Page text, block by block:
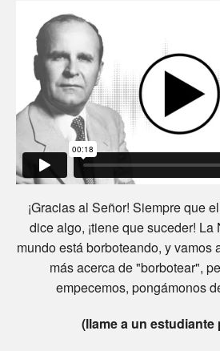
¡Gracias al Señor! Siempre que
dice algo, ¡tiene que suceder!
mundo está borboteando, y vamos
más acerca de "borbotear",
empecemos, pongámonos
(llame a un estudiante